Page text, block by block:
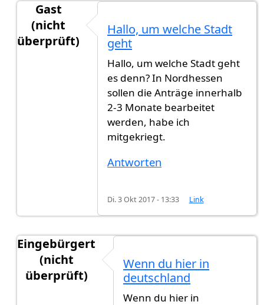
Gast
(nicht
überprüft)
Hallo, um welche Stadt
geht
Hallo, um welche Stadt geht
es denn? In Nordhessen
sollen die Anträge innerhalb
2-3 Monate bearbeitet
werden, habe ich
mitgekriegt.
Antworten
Di. 3 Okt 2017 - 13:33 Link
Eingebürgert
(nicht
überprüft)
Hallo, ich habe meinen Antrag
Wenn du hier in
deutschland
Wenn du hier in